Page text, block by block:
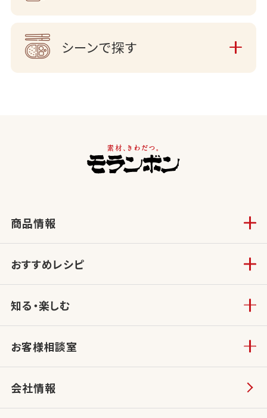
シーンで探す
商品情報
おすすめレシピ
知る・楽しむ
お客様相談室
会社情報